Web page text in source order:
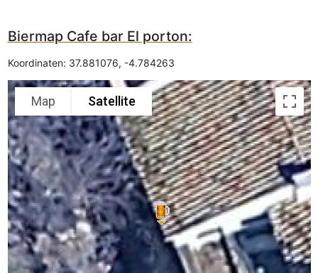
Biermap Cafe bar El porton:
Koordinaten: 37.881076, -4.784263
Map Satellite